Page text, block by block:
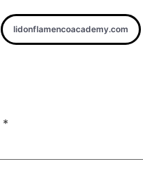
lidonflamencoacademy.com
*